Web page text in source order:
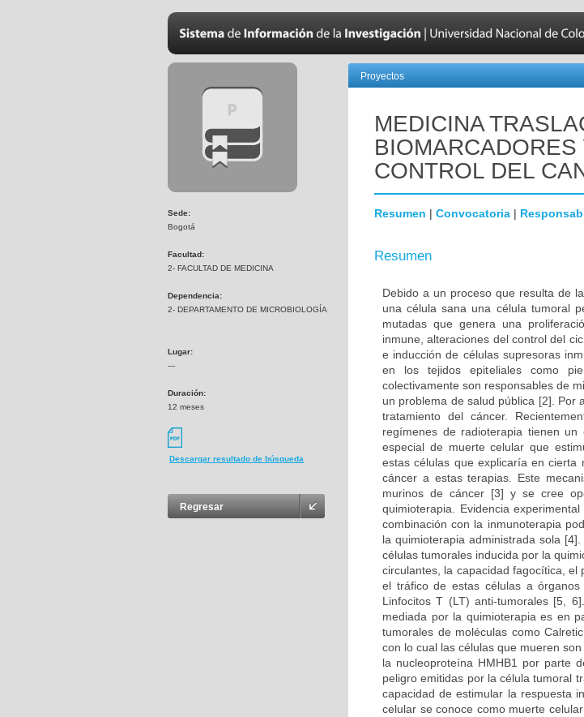
Sede:
Bogotá
Facultad:
2- FACULTAD DE MEDICINA
Dependencia:
2- DEPARTAMENTO DE MICROBIOLOGÍA
Lugar:
---
Duración:
12 meses
Descargar resultado de búsqueda
Regresar
Proyectos
MEDICINA
CONTROL DEL
Resumen | Convocatoria |
Resumen
Debido a un proceso que resulta de
una célula sana una célula tumoral
mutadas que genera una
inmune, alteraciones del control del
e inducción de células supresoras
en los tejidos epiteliales como
colectivamente son responsables de
un problema de salud pública [2]. Por
tratamiento del cáncer.
regímenes de radioterapia tienen
especial de muerte celular que
estas células que explicaría en cierta
cáncer a estas terapias. Este
murinos de cáncer [3] y se cree
quimioterapia. Evidencia
combinación con la inmunoterapia
la quimioterapia administrada sola
células tumorales inducida por la
circulantes, la capacidad fagocítica,
el tráfico de estas células a
Linfocitos T (LT) anti-tumorales [5,
mediada por la quimioterapia es en
tumorales de moléculas como
con lo cual las células que mueren
la nucleoproteína HMHB1 por parte
peligro emitidas por la célula tumoral
capacidad de estimular la respuesta
celular se conoce como muerte